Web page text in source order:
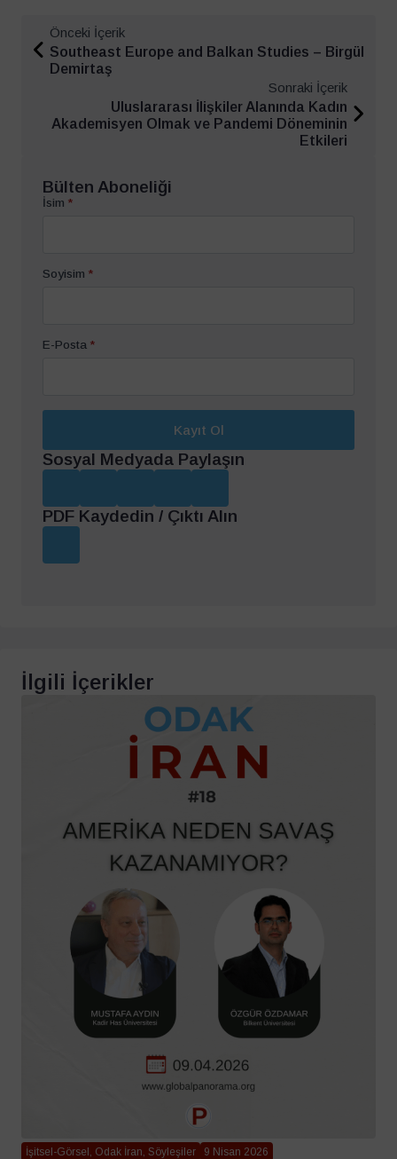
Önceki İçerik
Southeast Europe and Balkan Studies – Birgül
Demirtaş
Sonraki İçerik
Uluslararası İlişkiler Alanında Kadın
Akademisyen Olmak ve Pandemi Döneminin
Etkileri
Bülten Aboneliği
İsim *
Soyisim *
E-Posta *
Kayıt Ol
Sosyal Medyada Paylaşın
PDF Kaydedin / Çıktı Alın
İlgili İçerikler
İşitsel-Görsel, Odak İran, Söyleşiler 9 Nisan 2026